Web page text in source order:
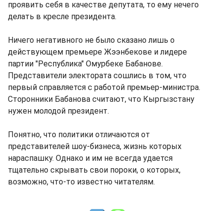
проявить себя в качестве депутата, то ему нечего
делать в кресле президента.
Ничего негативного не было сказано лишь о
действующем премьере Жээнбекове и лидере
партии "Республика" Омурбеке Бабанове.
Представители электората сошлись в том, что
первый справляется с работой премьер-министра.
Сторонники Бабанова считают, что Кыргызстану
нужен молодой президент.
Понятно, что политики отличаются от
представителей шоу-бизнеса, жизнь которых
нараспашку. Однако и им не всегда удается
тщательно скрывать свои пороки, о которых,
возможно, что-то известно читателям.